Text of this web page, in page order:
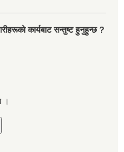
कार्यबाट सन्तुष्ट हुनुहुन्छ ?
।